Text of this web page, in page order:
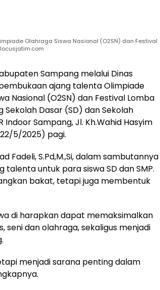
Olahraga Siswa Nasional (O2SN) dan Festival
Sampang melalui Dinas
ajang talenta Olimpiade
Nasional (O2SN) dan Festival Lomba
Sekolah Dasar (SD) dan Sekolah
Sampang, Jl. Kh.Wahid Hasyim
5/2025) pagi.
Fadeli, S.Pd,M.,Si, dalam sambutannya
untuk para siswa SD dan SMP.
bakat, tetapi juga membentuk
di harapkan dapat memaksimalkan
seni dan olahraga, sekaligus menjadi
menjadi sarana penting dalam